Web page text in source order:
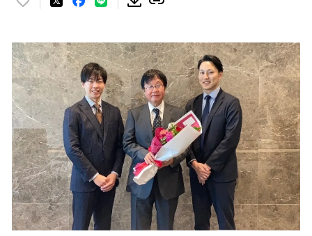
い
！
数
を
読
み
込
み
中
で
す